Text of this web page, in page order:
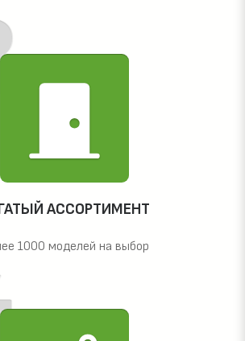
АССОРТИМЕНТ
1000 моделей на выбор